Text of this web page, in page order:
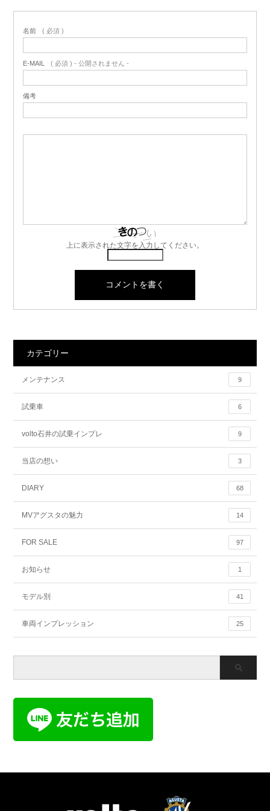
名前 ( 必須 )
E-MAIL ( 必須 ) - 公開されません -
備考
上に表示された文字を入力してください。
カテゴリー
メンテナンス 9
試乗車 6
volto石井の試乗インプレ 9
当店の想い 3
DIARY 68
MVアグスタの魅力 14
FOR SALE 97
お知らせ 1
モデル別 41
車両インプレッション 25